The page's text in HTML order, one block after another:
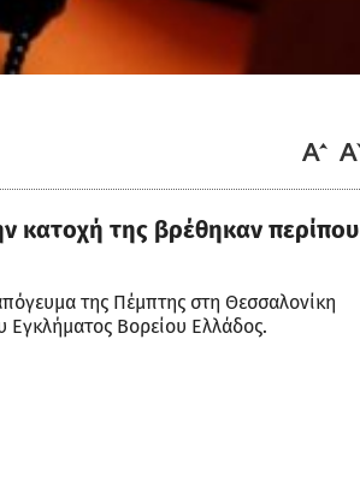
κατοχή της βρέθηκαν περίπου
της Πέμπτης στη Θεσσαλονίκη
Εγκλήματος Βορείου Ελλάδος.